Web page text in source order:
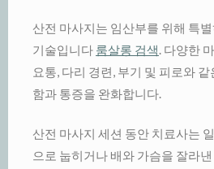
산전 마사지는 임산부를 위해 특
기술입니다 룸살롱 검색 . 다양한
요통, 다리 경련, 부기 및 피로와
함과 통증을 완화합니다.
산전 마사지 세션 동안 치료사는
으로 눕히거나 배와 가슴을 잘라